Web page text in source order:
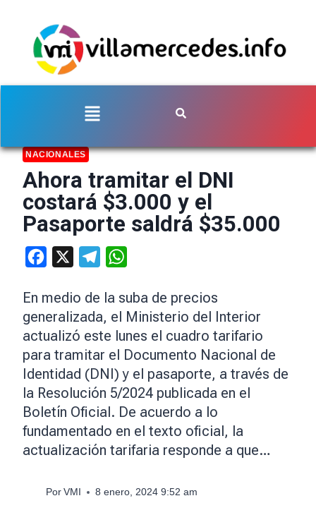
NACIONALES
Ahora tramitar el DNI
costará $3.000 y el
Pasaporte saldrá $35.000
Facebook Telegram
En medio de la suba de precios
generalizada, el Ministerio del Interior
actualizó este lunes el cuadro tarifario
para tramitar el Documento Nacional de
Identidad (DNI) y el pasaporte, a través de
la Resolución 5/2024 publicada en el
Boletín Oficial. De acuerdo a lo
fundamentado en el texto oficial, la
actualización tarifaria responde a que…
Por VMI 8 enero, 2024 9:52 am